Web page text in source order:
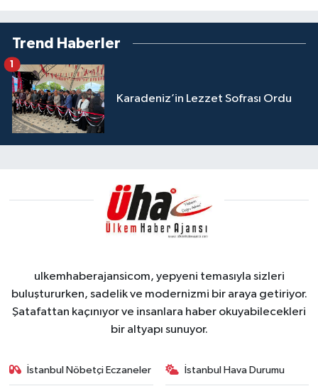
Trend Haberler
Karadeniz’in Lezzet Sofrası Ordu
1
ulkemhaberajansicom, yepyeni temasıyla sizleri
buluştururken, sadelik ve modernizmi bir araya getiriyor.
Şatafattan kaçınıyor ve insanlara haber okuyabilecekleri
bir altyapı sunuyor.
İstanbul Nöbetçi Eczaneler İstanbul Hava Durumu